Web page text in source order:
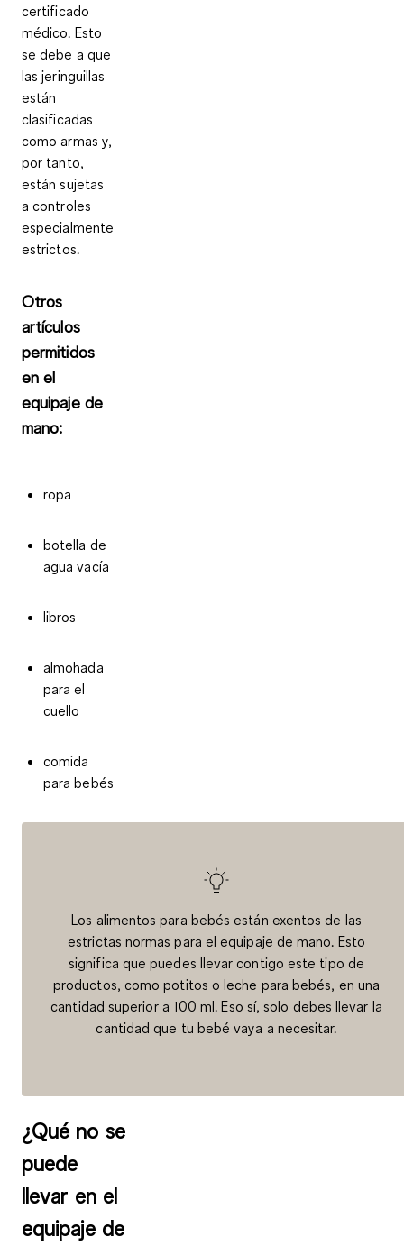
certificado
médico. Esto
se debe a que
las jeringuillas
están
clasificadas
como armas y,
por tanto,
están sujetas
a controles
especialmente
estrictos.
Otros
artículos
permitidos
en el
equipaje de
mano:
ropa
botella de
agua vacía
libros
almohada
para el
cuello
comida
para bebés
Los alimentos para bebés están exentos de las
estrictas normas para el equipaje de mano. Esto
significa que puedes llevar contigo este tipo de
productos, como potitos o leche para bebés, en una
cantidad superior a 100 ml. Eso sí, solo debes llevar la
cantidad que tu bebé vaya a necesitar.
¿Qué no se
puede
llevar en el
equipaje de